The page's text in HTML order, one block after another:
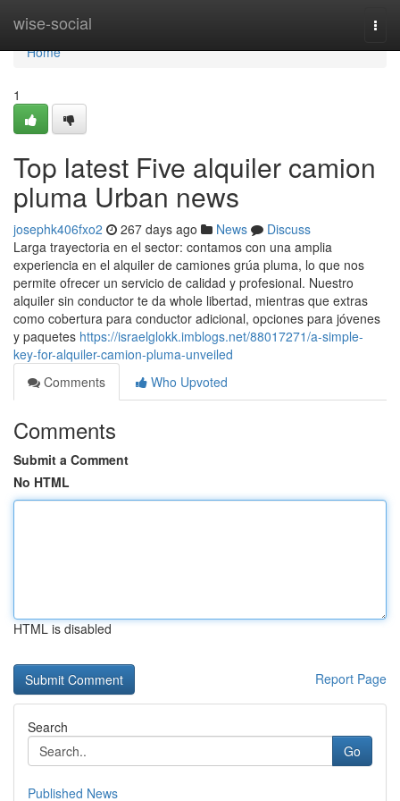
wise-social
Home
Home
1
Top latest Five alquiler camion
pluma Urban news
josephk406fxo2 267 days ago News
Discuss
Larga trayectoria en el sector: contamos con una amplia
experiencia en el alquiler de camiones grúa pluma, lo que nos
permite ofrecer un servicio de calidad y profesional. Nuestro
alquiler sin conductor te da whole libertad, mientras que extras
como cobertura para conductor adicional, opciones para jóvenes
y paquetes https://israelglokk.imblogs.net/88017271/a-simple-
key-for-alquiler-camion-pluma-unveiled
Comments
Who Upvoted
Comments
Submit a Comment
No HTML
HTML is disabled
Report Page
Search
Go
Published News